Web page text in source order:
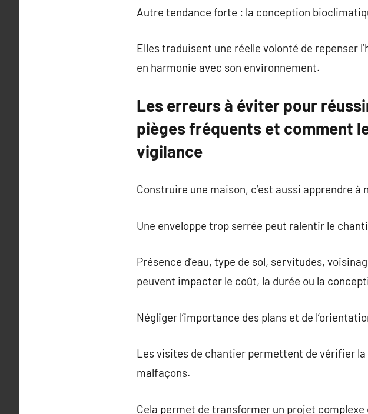
Autre tendance forte : la conception
Elles traduisent une réelle volonté de repenser
en harmonie avec son environnement.
Les erreurs à éviter pour
pièges fréquents et comment
vigilance
Construire une maison, c’est aussi apprendre
Une enveloppe trop serrée peut ralentir le
Présence d’eau, type de sol, servitudes,
peuvent impacter le coût, la durée ou la
Négliger l’importance des plans et de
Les visites de chantier permettent de vérifier la
malfaçons.
Cela permet de transformer un projet